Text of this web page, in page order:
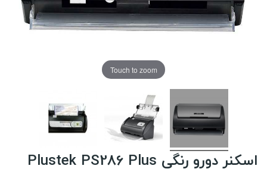
Touch to zoom
اسکنر دورو رنگی Plustek PS286 Plus